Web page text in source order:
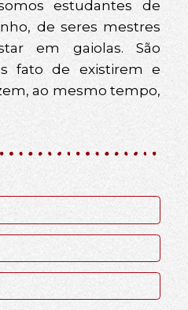
estudantes de
de seres mestres
em gaiolas. São
fato de existirem e
ao mesmo tempo,